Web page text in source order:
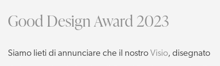
Good Design Award 2023
Siamo lieti di annunciare che il nostro Visio, disegnato